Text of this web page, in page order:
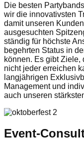
Die besten
wir die innovativsten
damit unseren
ausgesuchten
ständig für höchste
begehrten Status in
können. Es gibt Ziele,
nicht jeder erreichen
langjährigen
Management und
auch unseren
Event-